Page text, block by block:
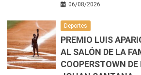
06/08/2026
Deportes
PREMIO LUIS
AL SALÓN DE LA
COOPERSTOWN